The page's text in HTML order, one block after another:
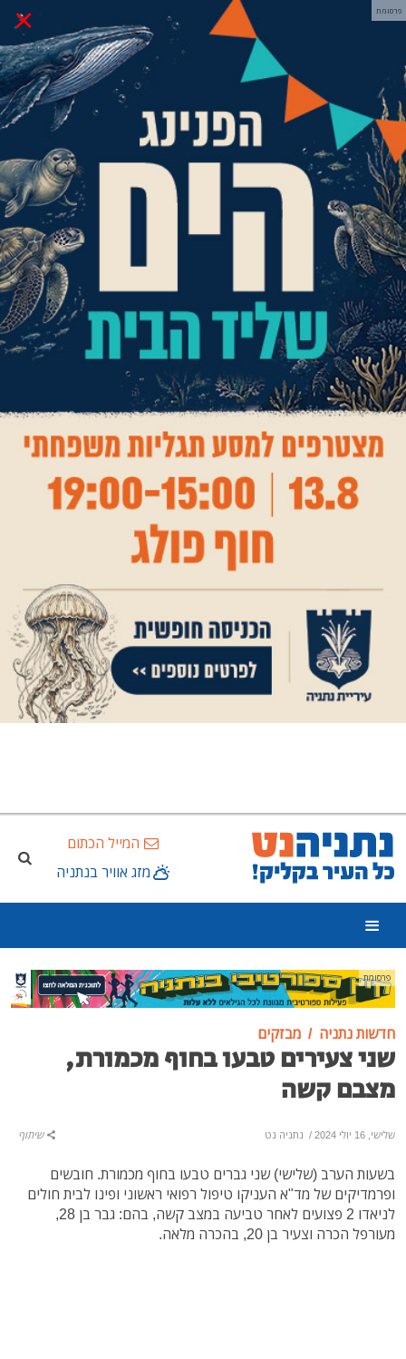
× פרסומת
המייל הכתום
מזג אוויר בנתניה
פרסומת
חדשות נתניה מבזקים
שני צעירים טבעו בחוף מכמורת,
מצבם קשה
שלישי, 16 יולי 2024 / נתניה נט שיתוף
בשעות הערב (שלישי) שני גברים טבעו בחוף מכמורת. חובשים
ופרמדיקים של מד"א העניקו טיפול רפואי ראשוני ופינו לבית חולים
לניאדו 2 פצועים לאחר טביעה במצב קשה, בהם: גבר בן 28,
מעורפל הכרה וצעיר בן 20, בהכרה מלאה.